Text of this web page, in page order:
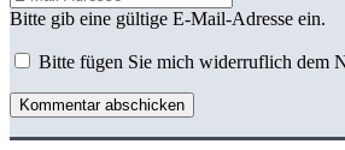
Bitte gib eine gültige E-Mail-Adresse ein.
Bitte fügen Sie mich widerruflich dem
Kommentar abschicken